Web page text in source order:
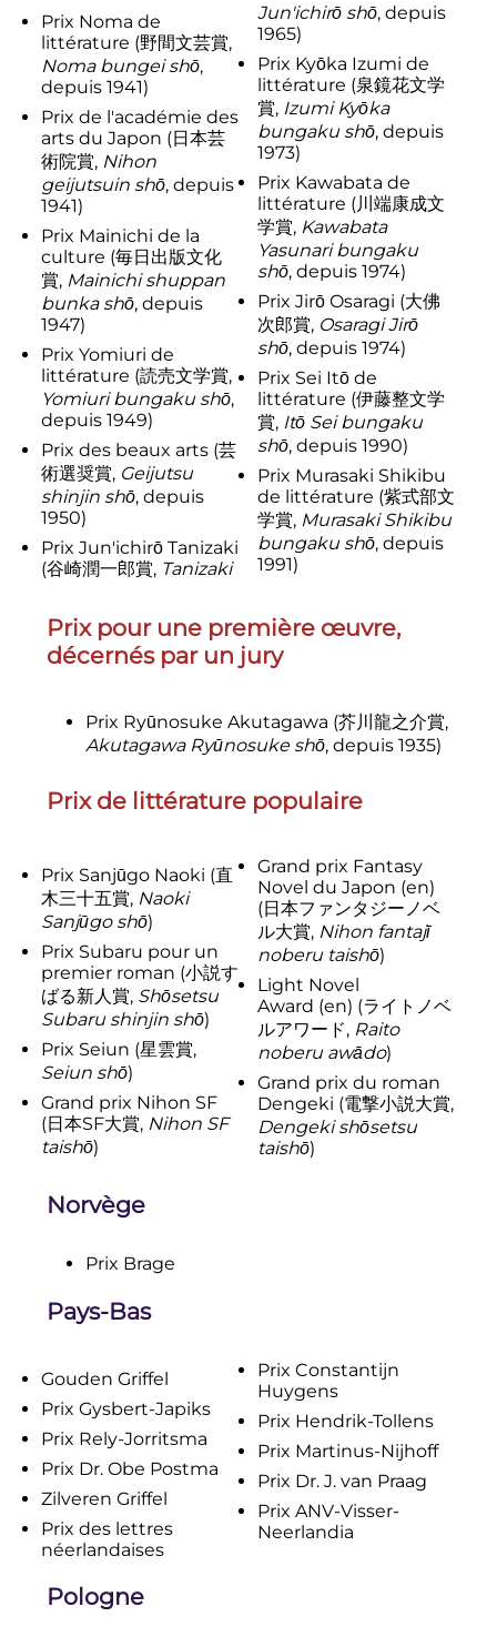
Prix Noma de
littérature (野間文芸賞,
Noma bungei shō,
depuis 1941)
Prix de l'académie des
arts du Japon (日本芸
術院賞, Nihon
geijutsuin shō, depuis
1941)
Prix Mainichi de la
culture (毎日出版文化
賞, Mainichi shuppan
bunka shō, depuis
1947)
Prix Yomiuri de
littérature (読売文学賞,
Yomiuri bungaku shō,
depuis 1949)
Prix des beaux arts (芸
術選奨賞, Geijutsu
shinjin shō, depuis
1950)
Prix Jun'ichirō Tanizaki
(谷崎潤一郎賞, Tanizaki
Jun'ichirō shō, depuis
1965)
Prix Kyōka Izumi de
littérature (泉鏡花文学
賞, Izumi Kyōka
bungaku shō, depuis
1973)
Prix Kawabata de
littérature (川端康成文
学賞, Kawabata
Yasunari bungaku
shō, depuis 1974)
Prix Jirō Osaragi (大佛
次郎賞, Osaragi Jirō
shō, depuis 1974)
Prix Sei Itō de
littérature (伊藤整文学
賞, Itō Sei bungaku
shō, depuis 1990)
Prix Murasaki Shikibu
de littérature (紫式部文
学賞, Murasaki Shikibu
bungaku shō, depuis
1991)
Prix pour une première œuvre,
décernés par un jury
Prix Ryūnosuke Akutagawa (芥川龍之介賞,
Akutagawa Ryūnosuke shō, depuis 1935)
Prix de littérature populaire
Prix Sanjūgo Naoki (直
木三十五賞, Naoki
Sanjūgo shō)
Prix Subaru pour un
premier roman (小説す
ばる新人賞, Shōsetsu
Subaru shinjin shō)
Prix Seiun (星雲賞,
Seiun shō)
Grand prix Nihon SF
(日本SF大賞, Nihon SF
taishō)
Grand prix Fantasy
Novel du Japon (en)
(日本ファンタジーノベ
ル大賞, Nihon fantajī
noberu taishō)
Light Novel
Award (en) (ライトノベ
ルアワード, Raito
noberu awādo)
Grand prix du roman
Dengeki (電撃小説大賞,
Dengeki shōsetsu
taishō)
Norvège
Prix Brage
Pays-Bas
Gouden Griffel
Prix Gysbert-Japiks
Prix Rely-Jorritsma
Prix Dr. Obe Postma
Zilveren Griffel
Prix des lettres
néerlandaises
Prix Constantijn
Huygens
Prix Hendrik-Tollens
Prix Martinus-Nijhoff
Prix Dr. J. van Praag
Prix ANV-Visser-
Neerlandia
Pologne